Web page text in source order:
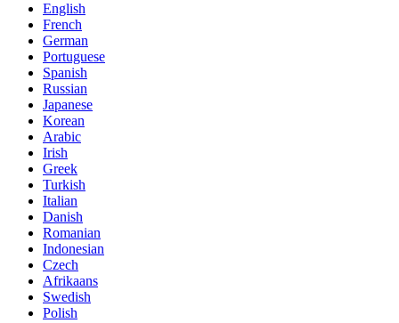
English
French
German
Portuguese
Spanish
Russian
Japanese
Korean
Arabic
Irish
Greek
Turkish
Italian
Danish
Romanian
Indonesian
Czech
Afrikaans
Swedish
Polish